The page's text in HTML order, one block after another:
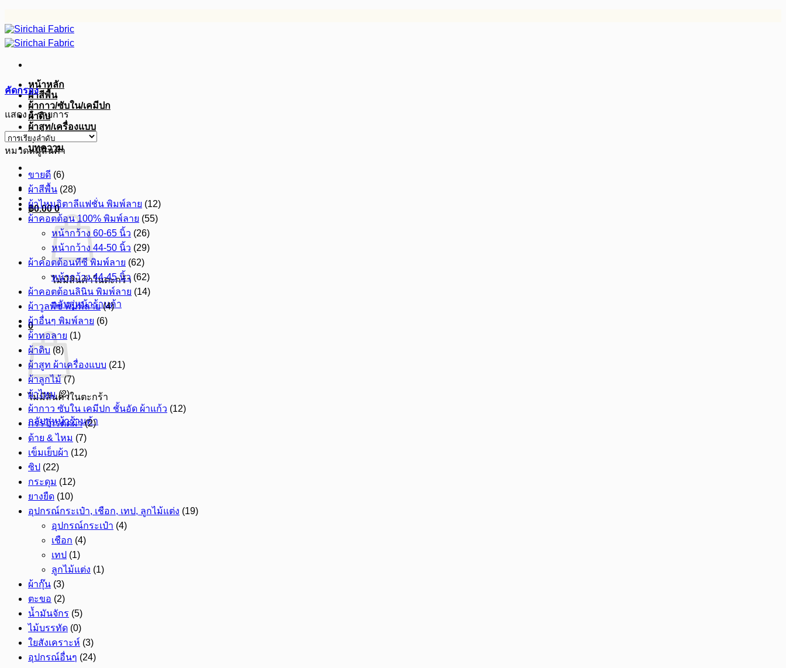
ไป
ยัง
หน้าหลัก
ผ้าสีพื้น
ผ้ากาว/ซับใน/เคมีปก
ผ้าดิบ
ผ้าสูท/เครื่องแบบ
อุปกรณ์อื่นๆ
บทความ
฿0.00 0
ไม่มีสินค้าในตะกร้า
กลับสู่หน้าร้านค้า
0
ไม่มีสินค้าในตะกร้า
กลับสู่หน้าร้านค้า
คัดกรอง
แสดง 1 รายการ
หมวดหมู่สินค้า
ขายดี (6)
ผ้าสีพื้น (28)
ผ้าไหมอิตาลีแฟชั่น พิมพ์ลาย (12)
ผ้าคอตต้อน 100% พิมพ์ลาย (55)
หน้ากว้าง 60-65 นิ้ว (26)
หน้ากว้าง 44-50 นิ้ว (29)
ผ้าคอตต้อนทีซี พิมพ์ลาย (62)
หน้ากว้าง 44-45 นิ้ว (62)
ผ้าคอตต้อนลินิน พิมพ์ลาย (14)
ผ้าวูลพีซ พิมพ์ลาย (4)
ผ้าอื่นๆ พิมพ์ลาย (6)
ผ้าทอลาย (1)
ผ้าดิบ (8)
ผ้าสูท ผ้าเครื่องแบบ (21)
ผ้าลูกไม้ (7)
ผ้าไหม (2)
ผ้ากาว ซับใน เคมีปก ชั้นอัด ผ้าแก้ว (12)
กรรไกรตัดผ้า (2)
ด้าย & ไหม (7)
เข็มเย็บผ้า (12)
ซิป (22)
กระดุม (12)
ยางยืด (10)
อุปกรณ์กระเป๋า, เชือก, เทป, ลูกไม้แต่ง (19)
อุปกรณ์กระเป๋า (4)
เชือก (4)
เทป (1)
ลูกไม้แต่ง (1)
ผ้ากุ๊น (3)
ตะขอ (2)
น้ำมันจักร (5)
ไม้บรรทัด (0)
ใยสังเคราะห์ (3)
อุปกรณ์อื่นๆ (24)